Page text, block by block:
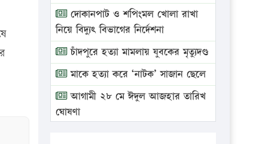
দোকানপাট ও শপিংমল খোলা রাখা
নিয়ে বিদ্যুৎ বিভাগের নির্দেশনা
চাঁদপুরে হত্যা মামলায় যুবকের মৃত্যুদণ্ড
মাকে হত্যা করে ‘নাটক’ সাজান ছেলে
আগামী ২৮ মে ঈদুল আজহার তারিখ
ঘোষণা